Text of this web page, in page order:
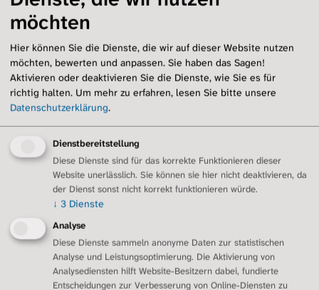
Übersicht
Selbstfürsorge
Sauerstoff und Technik
Inhalationen und Hilfsmittel
Arzt-Patienten-Beziehung
Angehörige
Schlafapnoen
Ernährung
Notfall und Notfalldose
Sozialleistungen
Palliativversorgung
Übersicht
Berlin/Brandenburg
Erftstadt/Euskirchen
möchten
Hier können Sie die Dienste, die wir auf dieser Website nutzen
möchten, bewerten und anpassen. Sie haben das Sagen!
Aktivieren oder deaktivieren Sie die Dienste, wie Sie es für
richtig halten. Um mehr zu erfahren, lesen Sie bitte unsere
Datenschutzerklärung.
Dienstbereitstellung
Diese Dienste sind für das korrekte Funktionieren dieser
Website unerlässlich. Sie können sie hier nicht deaktivieren, da
der Dienst sonst nicht korrekt funktionieren würde.
↓ 3 Dienste
Analyse
Diese Dienste sammeln anonyme Daten zur statistischen
Analyse und Leistungsoptimierung. Die Aktivierung von
Analysediensten hilft Website-Besitzern dabei, fundierte
Entscheidungen zur Verbesserung von Online-Diensten zu